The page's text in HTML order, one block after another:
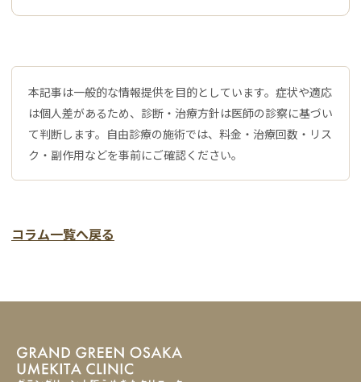
本記事は一般的な情報提供を目的としています。症状や適応
は個人差があるため、診断・治療方針は医師の診察に基づい
て判断します。自由診療の施術では、料金・治療回数・リス
ク・副作用などを事前にご確認ください。
コラム一覧へ戻る